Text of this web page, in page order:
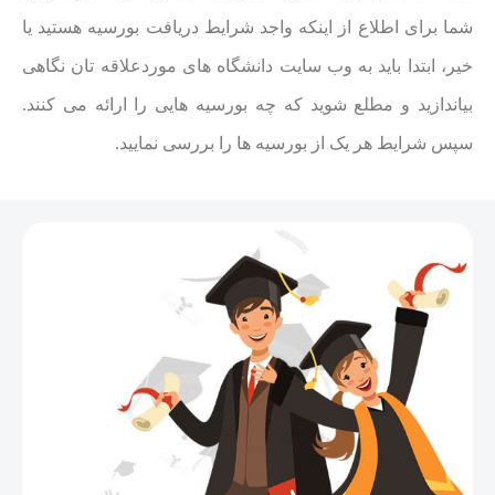
شما برای اطلاع از اینکه واجد شرایط دریافت بورسیه هستید یا
خیر، ابتدا باید به وب سایت دانشگاه های موردعلاقه تان نگاهی
بیاندازید و مطلع شوید که چه بورسیه هایی را ارائه می کنند.
سپس شرایط هر یک از بورسیه ها را بررسی نمایید.